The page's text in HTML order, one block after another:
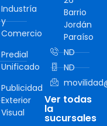
Industría
y
Comercio
Predial
Unificado
Publicidad
Exterior
Visual
Barrio
Jordán
Paraíso
ND
ND
Ver todas
la
sucursales